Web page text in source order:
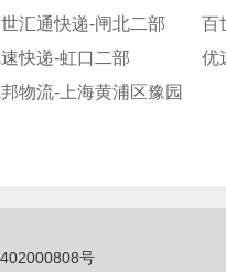
汇通快递-闸北二部
百
快递-虹口二部
优
物流-上海黄浦区豫园
号